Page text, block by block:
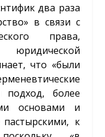
два раза
в связи с
права,
что «были
более
основами и
к